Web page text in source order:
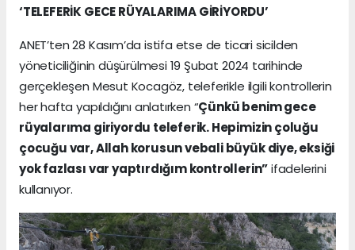
‘TELEFERİK GECE RÜYALARIMA GİRİYORDU’
ANET’ten 28 Kasım’da istifa etse de ticari sicilden
yöneticiliğinin düşürülmesi 19 Şubat 2024 tarihinde
gerçekleşen Mesut Kocagöz, teleferikle ilgili kontrollerin
her hafta yapıldığını anlatırken “Çünkü benim gece
rüyalarıma giriyordu teleferik. Hepimizin çoluğu
çocuğu var, Allah korusun vebali büyük diye, eksiği
yok fazlası var yaptırdığım kontrollerin”ifadelerini
kullanıyor.